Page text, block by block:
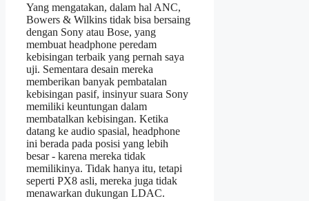
Yang mengatakan, dalam hal ANC,
Bowers & Wilkins tidak bisa bersaing
dengan Sony atau Bose, yang
membuat headphone peredam
kebisingan terbaik yang pernah saya
uji. Sementara desain mereka
memberikan banyak pembatalan
kebisingan pasif, insinyur suara Sony
memiliki keuntungan dalam
membatalkan kebisingan. Ketika
datang ke audio spasial, headphone
ini berada pada posisi yang lebih
besar - karena mereka tidak
memilikinya. Tidak hanya itu, tetapi
seperti PX8 asli, mereka juga tidak
menawarkan dukungan LDAC.